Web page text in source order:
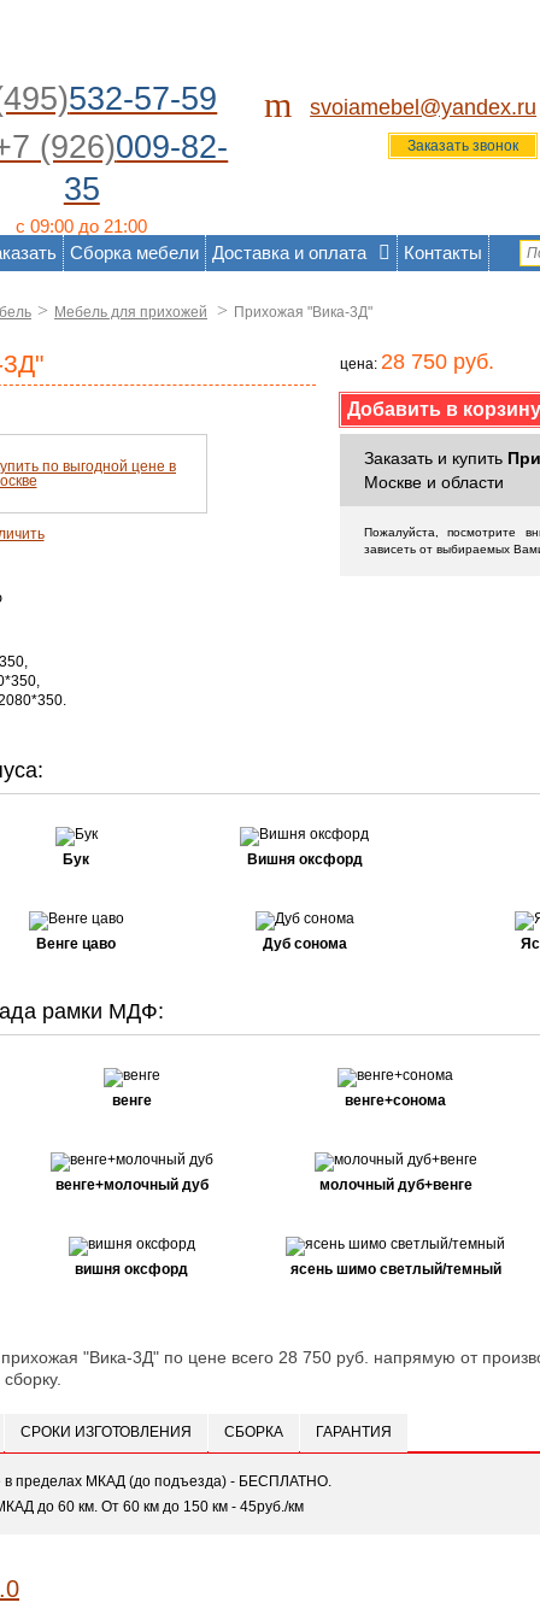
532-57-59
(926)009-82-
35
с 09:00 до 21:00
m svoiamebel@yandex.ru
Заказать звонок
Сборка мебели Доставка и оплата Контакты
> Мебель для прихожей > Прихожая "Вика-3Д"
цена: 28 750 руб.
Заказать и купить
Москве и области
Пожалуйста, посмотрите
зависеть от выбираемых
Бук Вишня оксфорд
Венге цаво Дуб сонома
рамки МДФ:
венге венге+сонома
венге+молочный дуб молочный дуб+венге
вишня оксфорд ясень шимо светлый/темный
"Вика-3Д" по цене всего 28 750 руб. напрямую от
СРОКИ ИЗГОТОВЛЕНИЯ СБОРКА ГАРАНТИЯ
в пределах МКАД (до подъезда) - БЕСПЛАТНО.
до 60 км. От 60 км до 150 км - 45руб./км